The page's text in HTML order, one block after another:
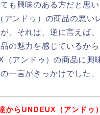
も興味のある方だと思
アンドゥ）の商品の悪い
、それは、逆に言えば
品の魅力を感じているか
（アンドゥ）の商品に興
一言がきっかけでした、
からUNDEUX（アンドゥ